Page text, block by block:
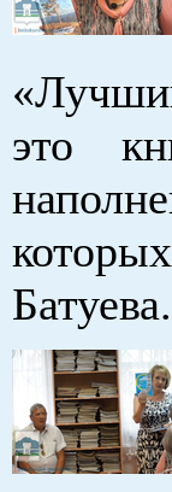
это
Батуева.